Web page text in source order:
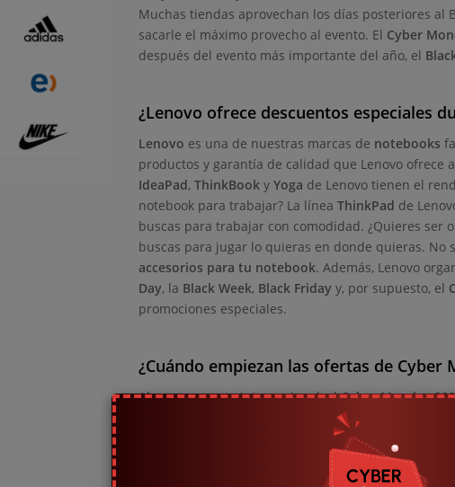
Muchas tiendas aprovechan los días posteriores
sacarle el máximo provecho al evento. El Cyber
después del evento más importante del año, el
¿Lenovo ofrece descuentos especiales
Lenovo es una de nuestras marcas de notebooks
productos y garantía de calidad que Lenovo ofrece
IdeaPad, ThinkBook y Yoga de Lenovo tienen el
notebook para trabajar? La línea ThinkPad de
buscas para trabajar con comodidad. ¿Quieres ser
buscas para jugar lo quieras en donde quieras. No
accesorios para tu notebook. Además, Lenovo
Day, la Black Week, Black Friday y, por supuesto, el
promociones especiales.
¿Cuándo empiezan las ofertas de Cyber
Al ser un evento internacional, elCyber Monday
. Si bien hay algunas tiendas
podría estar ofreciendo